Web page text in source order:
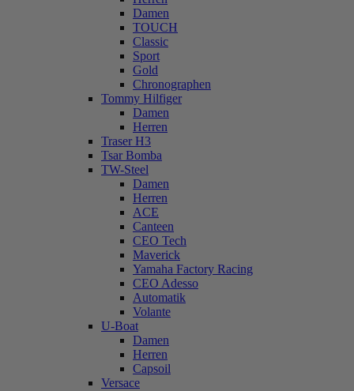
Damen
TOUCH
Classic
Sport
Gold
Chronographen
Tommy Hilfiger
Damen
Herren
Traser H3
Tsar Bomba
TW-Steel
Damen
Herren
ACE
Canteen
CEO Tech
Maverick
Yamaha Factory Racing
CEO Adesso
Automatik
Volante
U-Boat
Damen
Herren
Capsoil
Versace